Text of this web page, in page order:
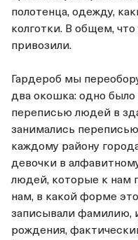
полотенца, одежду,
колготки. В общем,
привозили.
Гардероб мы
два окошка: одно было
переписью людей в
занимались
каждому району
девочки в
людей, которые к нам
нам, в какой форме
записывали фамилию,
рождения,